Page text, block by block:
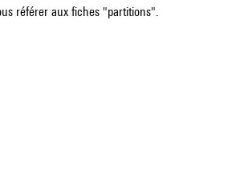
référer aux fiches "partitions".